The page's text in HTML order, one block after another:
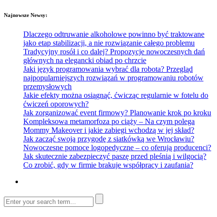
Najnowsze Newsy:
Dlaczego odtruwanie alkoholowe powinno być traktowane
jako etap stabilizacji, a nie rozwiązanie całego problemu
Tradycyjny rosół i co dalej? Propozycje nowoczesnych dań
głównych na elegancki obiad po chrzcie
Jaki język programowania wybrać dla robota? Przegląd
najpopularniejszych rozwiązań w programowaniu robotów
przemysłowych
Jakie efekty można osiągnąć, ćwicząc regularnie w fotelu do
ćwiczeń oporowych?
Jak zorganizować event firmowy? Planowanie krok po kroku
Kompleksowa metamorfoza po ciąży – Na czym polega
Mommy Makeover i jakie zabiegi wchodzą w jej skład?
Jak zacząć swoją przygodę z siatkówką we Wrocławiu?
Nowoczesne pomoce logopedyczne – co oferują producenci?
Jak skutecznie zabezpieczyć paszę przed pleśnią i wilgocią?
Co zrobić, gdy w firmie brakuje współpracy i zaufania?